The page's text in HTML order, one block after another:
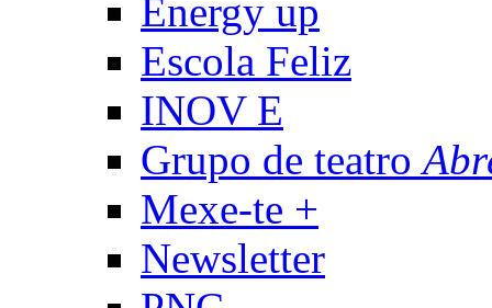
Energy up
Escola Feliz
INOV E
Grupo de teatro
Mexe-te +
Newsletter